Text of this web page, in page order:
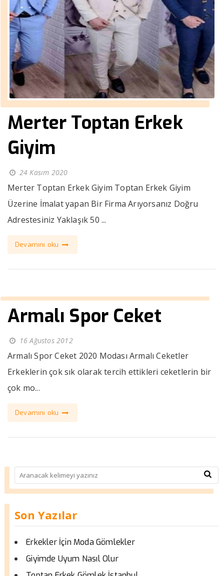
Merter Toptan Erkek
Giyim
24 Kasım 2020
Merter Toptan Erkek Giyim Toptan Erkek Giyim
Üzerine İmalat yapan Bir Firma Arıyorsanız Doğru
Adrestesiniz Yaklaşık 50 ...
Devamını oku
Armalı Spor Ceket
16 Ağustos 2012
Armalı Spor Ceket 2020 Modası Armalı Ceketler
Erkeklerin çok sık olarak tercih ettikleri ceketlerin bir
çok mo...
Devamını oku
Son Yazılar
Erkekler İçin Moda Gömlekler
Giyimde Uyum Nasıl Olur